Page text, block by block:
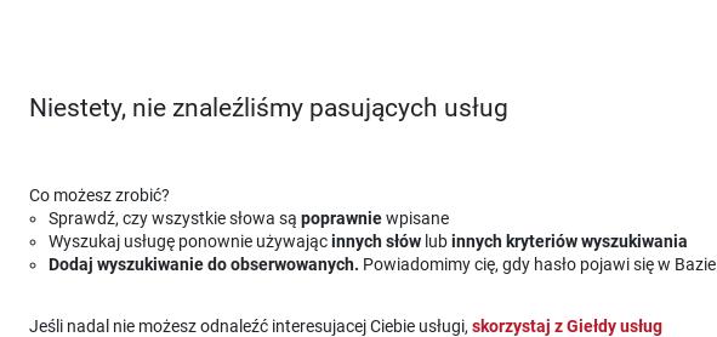
Niestety, nie znaleźliśmy pasujących usług
Co możesz zrobić?
Sprawdź, czy wszystkie słowa są poprawniewpisane
Wyszukaj usługę ponownie używającinnych słów lubinnych kryteriów wyszukiwania
Dodaj wyszukiwanie do obserwowanych. Powiadomimy cię, gdy hasło pojawi się w Bazie
Jeśli nadal nie możesz odnaleźć interesujacej Ciebie usługi, skorzystaj z Giełdy usług